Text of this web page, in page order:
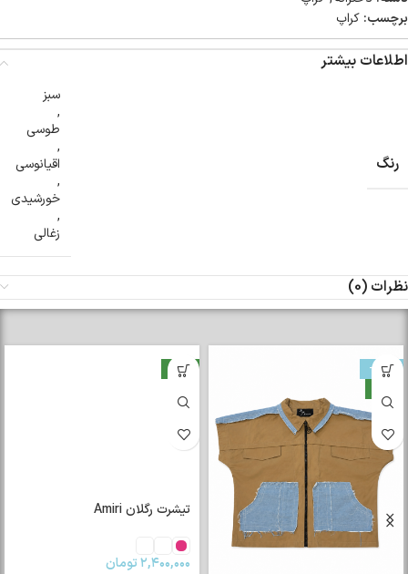
برچسب: کراپ
اطلاعات بیشتر
رنگ
سبز
,
طوسی
,
اقیانوسی
,
خورشیدی
,
زغالی
نظرات (0)
-33%
جدید
تیشرت رگلان Amiri
۲,۴۰۰,۰۰۰تومان